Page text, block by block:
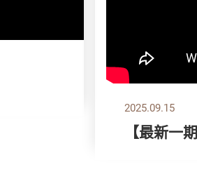
2025.09.15
【最新一